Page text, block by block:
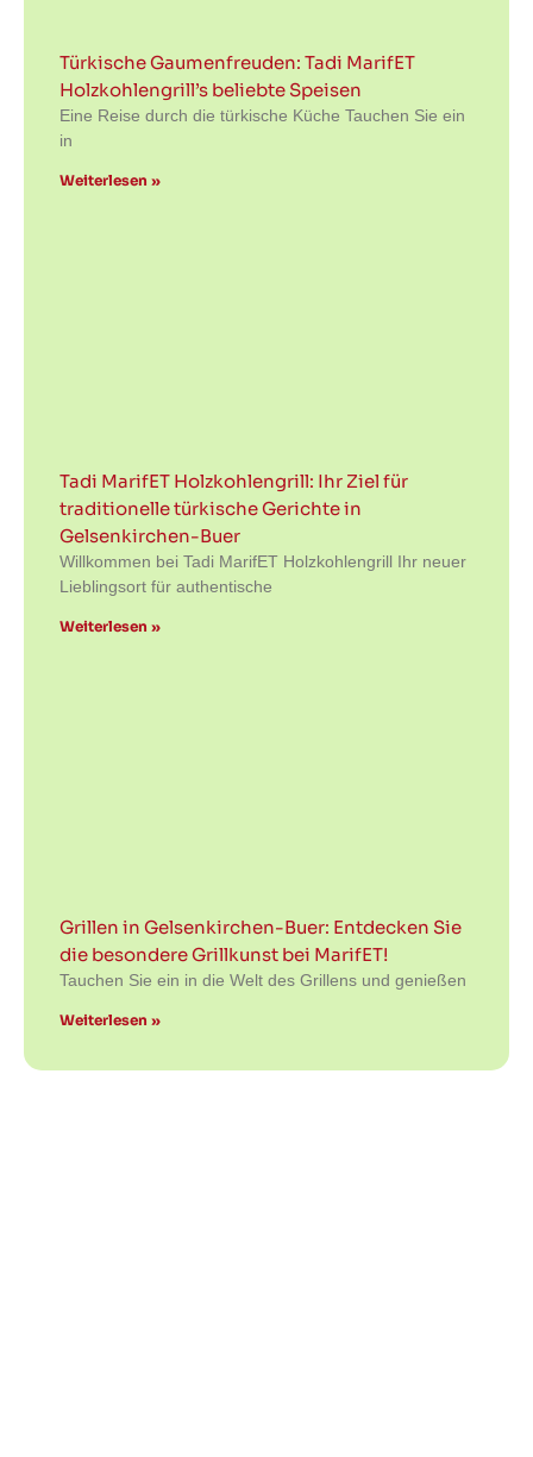
Türkische Gaumenfreuden: Tadi MarifET
Holzkohlengrill’s beliebte Speisen
Eine Reise durch die türkische Küche Tauchen Sie ein
in
Weiterlesen »
Tadi MarifET Holzkohlengrill: Ihr Ziel für
traditionelle türkische Gerichte in
Gelsenkirchen-Buer
Willkommen bei Tadi MarifET Holzkohlengrill Ihr neuer
Lieblingsort für authentische
Weiterlesen »
Grillen in Gelsenkirchen-Buer: Entdecken Sie
die besondere Grillkunst bei MarifET!
Tauchen Sie ein in die Welt des Grillens und genießen
Weiterlesen »